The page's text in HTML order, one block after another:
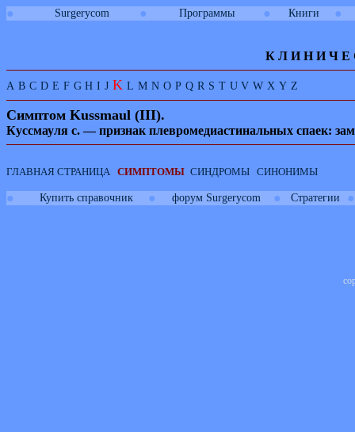
● Surgerycom ● Программы ● Книги ●
К Л И Н И Ч Е
A B C D E F G H I J K L M N O P Q R S T U V W X Y Z
Симптом Kussmaul (III).
Куссмауля с. — признак плевромедиастинальных спаек:
ГЛАВНАЯ СТРАНИЦА СИМПТОМЫ СИНДРОМЫ СИНОНИМЫ
● Купить справочник ● форум Surgerycom ● Стратегии ●